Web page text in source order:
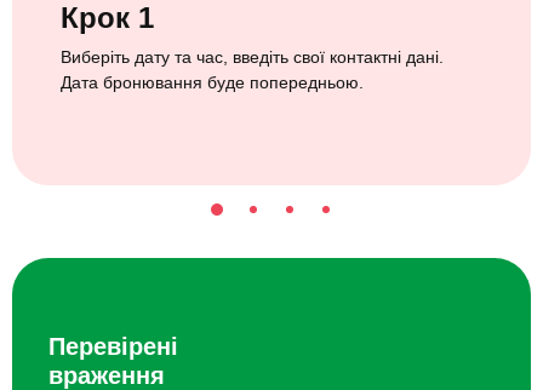
Крок 1
Виберіть дату та час, введіть свої контактні дані.
Дата бронювання буде попередньою.
Перевірені
враження